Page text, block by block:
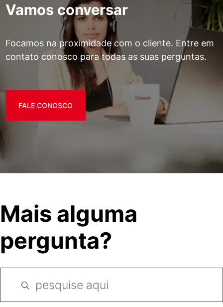
Vamos conversar
Focamos na proximidade com o cliente. Entre em
contato conosco para todas as suas perguntas.
FALE CONOSCO
Mais alguma
pergunta?